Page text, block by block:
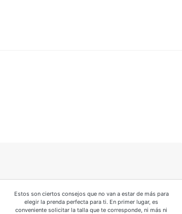
Estos son ciertos consejos que no van a estar de más para
elegir la prenda perfecta para ti. En primer lugar, es
conveniente solicitar la talla que te corresponde, ni más ni